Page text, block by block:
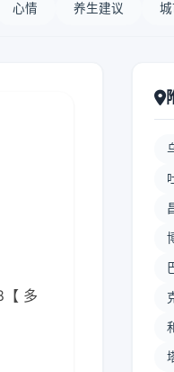
心情 养生建议
多